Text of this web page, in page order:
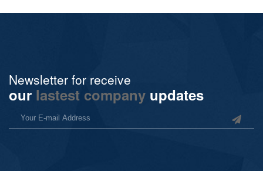
Newsletter for receive
our lastest company updates